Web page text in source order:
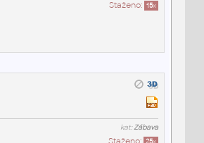
Staženo: 15x
kat:Zábava
Staženo: